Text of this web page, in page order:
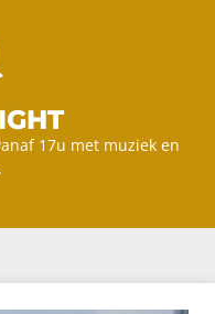
17u met muziek en